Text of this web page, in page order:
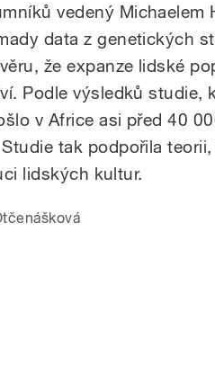
vedený Michaelem
data z genetických
že expanze lidské
Podle výsledků studie,
v Africe asi před 40
tak podpořila
lidských kultur.